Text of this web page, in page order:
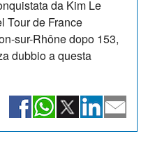
da Kim Le
Tour de France
sur-Rhône dopo 153,
dubbio a questa